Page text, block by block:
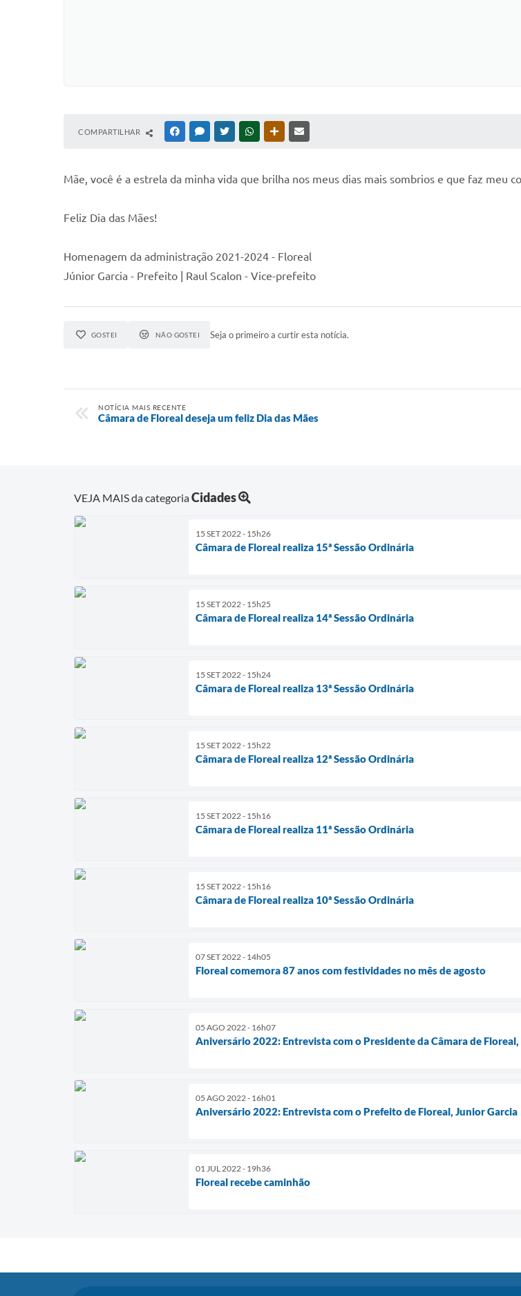
COMPARTILHAR FACEBOOKMESSENGER
TWITTERWHATSAPPOUTRAS MÍDIAS
Mãe, você é a estrela da minha vida que brilha nos meus dias mais sombrios e que faz meu
Feliz Dia das Mães!
Homenagem da administração 2021-2024 - Floreal
Júnior Garcia - Prefeito | Raul Scalon - Vice-prefeito
GOSTEI NÃO GOSTEI Seja o primeiro a curtir esta notícia.
NOTÍCIA MAIS RECENTE
Câmara de Floreal deseja um feliz Dia das Mães
VEJA MAIS da categoriaCidades
15 SET 2022 - 15h26
Câmara de Floreal realiza 15ª Sessão Ordinária
15 SET 2022 - 15h25
Câmara de Floreal realiza 14ª Sessão Ordinária
15 SET 2022 - 15h24
Câmara de Floreal realiza 13ª Sessão Ordinária
15 SET 2022 - 15h22
Câmara de Floreal realiza 12ª Sessão Ordinária
15 SET 2022 - 15h16
Câmara de Floreal realiza 11ª Sessão Ordinária
15 SET 2022 - 15h16
Câmara de Floreal realiza 10ª Sessão Ordinária
07 SET 2022 - 14h05
Floreal comemora 87 anos com festividades no mês de agosto
05 AGO 2022 - 16h07
Aniversário 2022: Entrevista com o Presidente da Câmara de
05 AGO 2022 - 16h01
Aniversário 2022: Entrevista com o Prefeito de Floreal, Junior Garcia
01 JUL 2022 - 19h36
Floreal recebe caminhão